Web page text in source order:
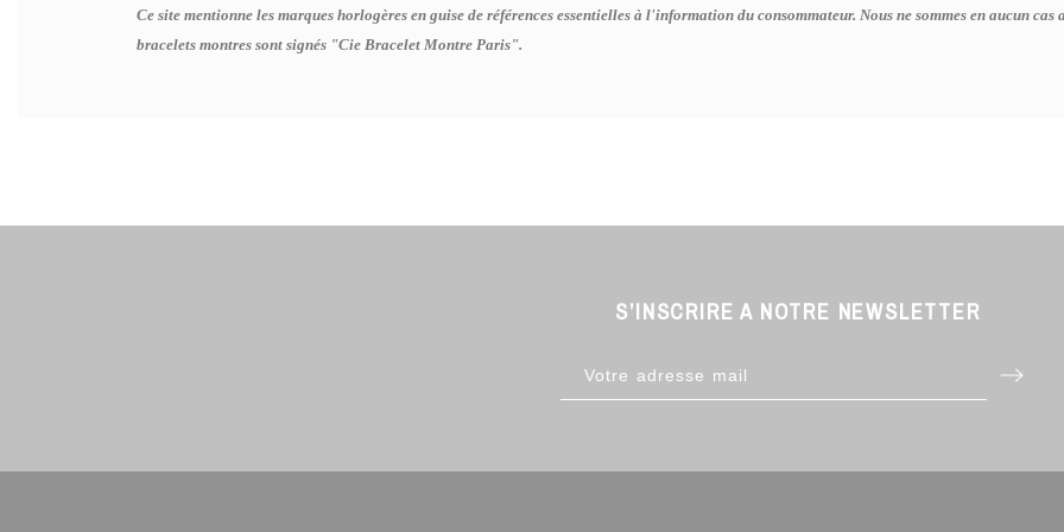
Ce site mentionne les marques horlogères en guise de références essentielles à l'information du consommateur. Nous ne sommes en aucun
bracelets montres sont signés "Cie Bracelet Montre Paris".
S’INSCRIRE A NOTRE NEWSLETTER